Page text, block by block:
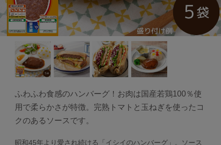
ふわふわ食感のハンバーグ！お肉は国産若鶏100％使
用で柔らかさが特徴。完熟トマトと玉ねぎを使ったコ
クのあるソースです。
昭和45年より愛され続ける「イシイのハンバーグ」。ソース